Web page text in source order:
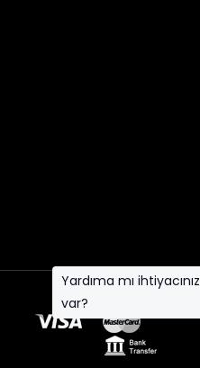
Yardıma mı ihtiyacınız
var?